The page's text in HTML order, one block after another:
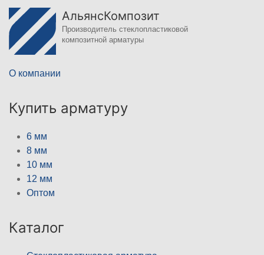
АльянсКомпозит
Производитель стеклопластиковой
композитной арматуры
О компании
Купить арматуру
6 мм
8 мм
10 мм
12 мм
Оптом
Каталог